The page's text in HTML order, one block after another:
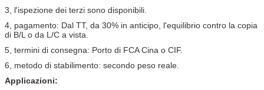
3, l'ispezione dei terzi sono disponibili.
4, pagamento: Dal TT, da 30% in anticipo, l'equilibrio contro la copia
di B/L o da L/C a vista.
5, termini di consegna: Porto di FCA Cina o CIF.
6, metodo di stabilimento: secondo peso reale.
Applicazioni: